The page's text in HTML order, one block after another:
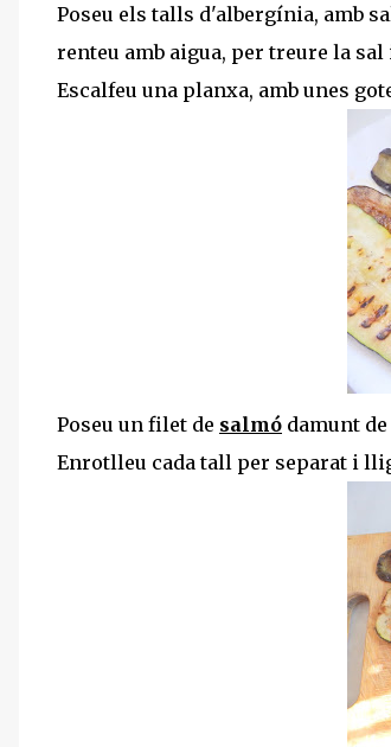
Poseu els talls d'albergínia, amb
renteu amb aigua, per treure la sal
Escalfeu una planxa, amb unes
Poseu un filet de salmó damunt
Enrotlleu cada tall per separat i